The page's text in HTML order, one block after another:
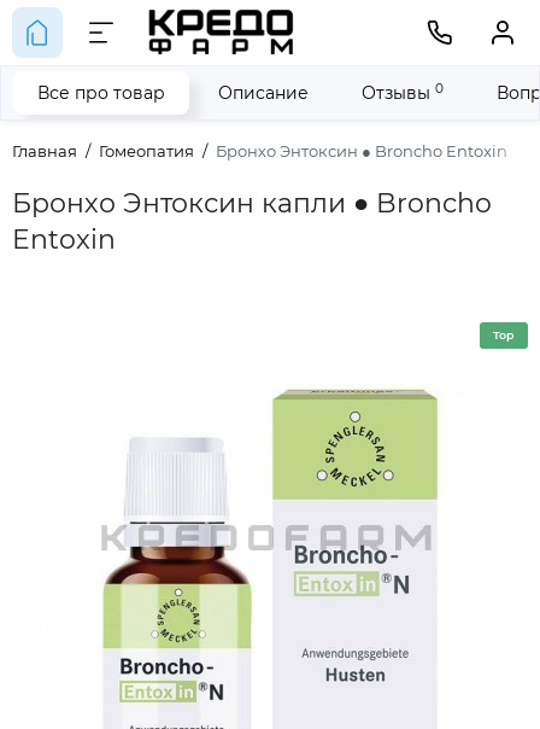
Главная Гомеопатия Бронхо Энтоксин ● Broncho Entoxin
Бронхо Энтоксин капли ● Broncho
Entoxin
Все про товар Описание Отзывы 0
Top